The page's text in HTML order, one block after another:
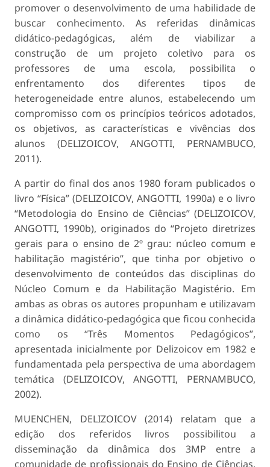
promover o desenvolvimento de uma habilidade de
buscar conhecimento. As referidas dinâmicas
didático-pedagógicas, além de viabilizar a
construção de um projeto coletivo para os
professores de uma escola, possibilita o
enfrentamento dos diferentes tipos de
heterogeneidade entre alunos, estabelecendo um
compromisso com os princípios teóricos adotados,
os objetivos, as características e vivências dos
alunos (DELIZOICOV, ANGOTTI, PERNAMBUCO,
2011).
A partir do final dos anos 1980 foram publicados o
livro “Física” (DELIZOICOV, ANGOTTI, 1990a) e o livro
“Metodologia do Ensino de Ciências” (DELIZOICOV,
ANGOTTI, 1990b), originados do “Projeto diretrizes
gerais para o ensino de 2º grau: núcleo comum e
habilitação magistério”, que tinha por objetivo o
desenvolvimento de conteúdos das disciplinas do
Núcleo Comum e da Habilitação Magistério. Em
ambas as obras os autores propunham e utilizavam
a dinâmica didático-pedagógica que ficou conhecida
como os “Três Momentos Pedagógicos”,
apresentada inicialmente por Delizoicov em 1982 e
fundamentada pela perspectiva de uma abordagem
temática (DELIZOICOV, ANGOTTI, PERNAMBUCO,
2002).
MUENCHEN, DELIZOICOV (2014) relatam que a
edição dos referidos livros possibilitou a
disseminação da dinâmica dos 3MP entre a
comunidade de profissionais do Ensino de Ciências.